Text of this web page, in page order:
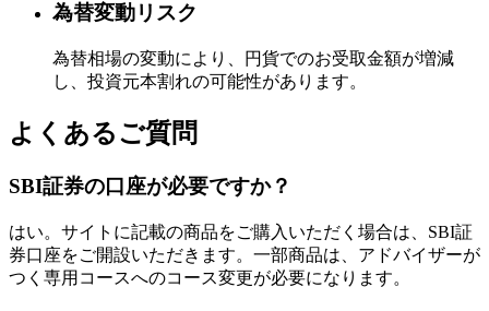
為替変動リスク
為替相場の変動により、円貨でのお受取金額が増減
し、投資元本割れの可能性があります。
よくあるご質問
SBI証券の口座が必要ですか？
はい。サイトに記載の商品をご購入いただく場合は、SBI証
券口座をご開設いただきます。一部商品は、アドバイザーが
つく専用コースへのコース変更が必要になります。